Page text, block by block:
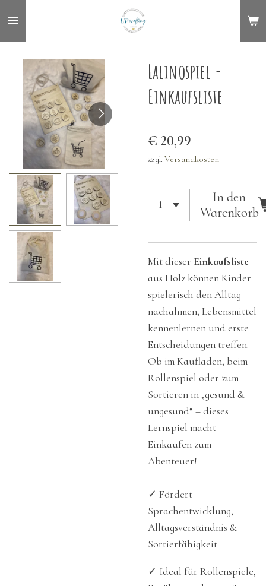
Lalinospiel -
Einkaufsliste
€ 20,99
zzgl. Versandkosten
In den
Warenkorb
Mit dieser Einkaufsliste
aus Holz können Kinder
spielerisch den Alltag
nachahmen, Lebensmittel
kennenlernen und erste
Entscheidungen treffen.
Ob im Kaufladen, beim
Rollenspiel oder zum
Sortieren in „gesund &
ungesund“ – dieses
Lernspiel macht
Einkaufen zum
Abenteuer!
✓ Fördert
Sprachentwicklung,
Alltagsverständnis &
Sortierfähigkeit
✓ Ideal für Rollenspiele,